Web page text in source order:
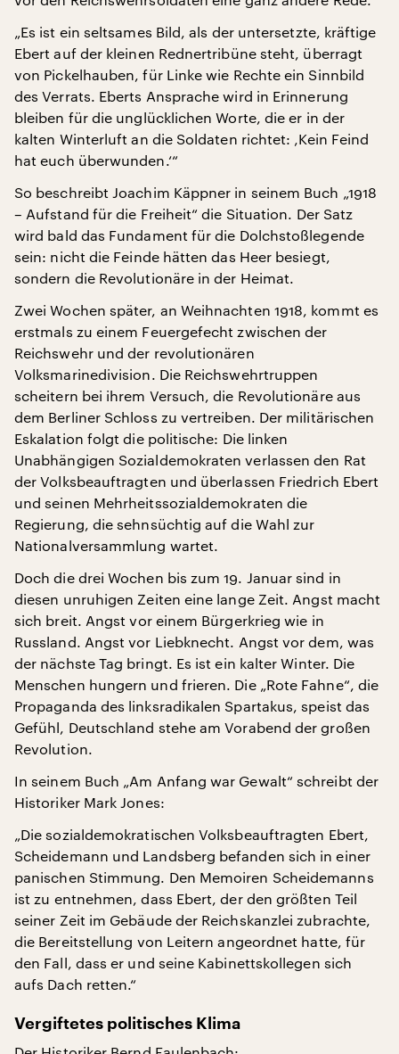
„Es ist ein seltsames Bild, als der untersetzte, kräftige
Ebert auf der kleinen Rednertribüne steht, überragt
von Pickelhauben, für Linke wie Rechte ein Sinnbild
des Verrats. Eberts Ansprache wird in Erinnerung
bleiben für die unglücklichen Worte, die er in der
kalten Winterluft an die Soldaten richtet: ‚Kein Feind
hat euch überwunden.‘“
So beschreibt Joachim Käppner in seinem Buch „1918
– Aufstand für die Freiheit“ die Situation. Der Satz
wird bald das Fundament für die Dolchstoßlegende
sein: nicht die Feinde hätten das Heer besiegt,
sondern die Revolutionäre in der Heimat.
Zwei Wochen später, an Weihnachten 1918, kommt es
erstmals zu einem Feuergefecht zwischen der
Reichswehr und der revolutionären
Volksmarinedivision. Die Reichswehrtruppen
scheitern bei ihrem Versuch, die Revolutionäre aus
dem Berliner Schloss zu vertreiben. Der militärischen
Eskalation folgt die politische: Die linken
Unabhängigen Sozialdemokraten verlassen den Rat
der Volksbeauftragten und überlassen Friedrich Ebert
und seinen Mehrheitssozialdemokraten die
Regierung, die sehnsüchtig auf die Wahl zur
Nationalversammlung wartet.
Doch die drei Wochen bis zum 19. Januar sind in
diesen unruhigen Zeiten eine lange Zeit. Angst macht
sich breit. Angst vor einem Bürgerkrieg wie in
Russland. Angst vor Liebknecht. Angst vor dem, was
der nächste Tag bringt. Es ist ein kalter Winter. Die
Menschen hungern und frieren. Die „Rote Fahne“, die
Propaganda des linksradikalen Spartakus, speist das
Gefühl, Deutschland stehe am Vorabend der großen
Revolution.
In seinem Buch „Am Anfang war Gewalt“ schreibt der
Historiker Mark Jones:
„Die sozialdemokratischen Volksbeauftragten Ebert,
Scheidemann und Landsberg befanden sich in einer
panischen Stimmung. Den Memoiren Scheidemanns
ist zu entnehmen, dass Ebert, der den größten Teil
seiner Zeit im Gebäude der Reichskanzlei zubrachte,
die Bereitstellung von Leitern angeordnet hatte, für
den Fall, dass er und seine Kabinettskollegen sich
aufs Dach retten.“
Vergiftetes politisches Klima